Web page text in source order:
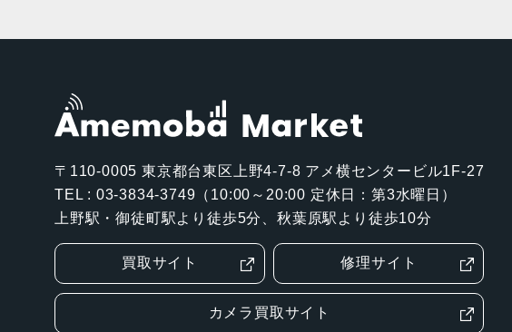
その他機能
〒110-0005 東京都台東区上野4-7-8 アメ横センタービル1F-27
TEL : 03-3834-3749（10:00～20:00 定休日：第3水曜日）
上野駅・御徒町駅より徒歩5分、秋葉原駅より徒歩10分
買取サイト 修理サイト
カメラ買取サイト